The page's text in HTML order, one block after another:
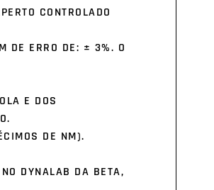
CONTROLADO
DE ERRO DE: ± 3%. O
E DOS
DE NM).
DYNALAB DA BETA,